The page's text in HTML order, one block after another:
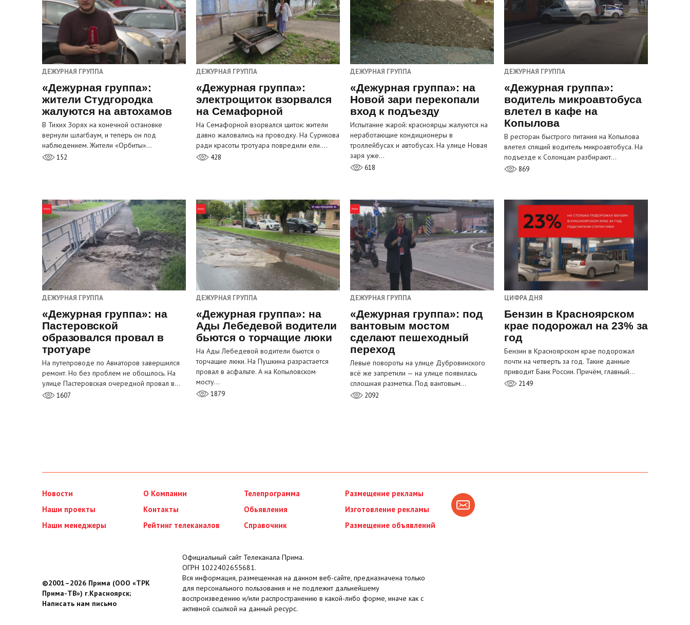
ДЕЖУРНАЯ ГРУППА
«Дежурная группа»:
жители Студгородка
жалуются на автохамов
В Тихих Зорях на конечной остановке
вернули шлагбаум, и теперь он под
наблюдением. Жители «Орбиты»…
152
ДЕЖУРНАЯ ГРУППА
«Дежурная группа»:
электрощиток взорвался
на Семафорной
На Семафорной взорвался щиток: жители
давно жаловались на проводку. На Сурикова
ради красоты тротуара повредили ели.…
428
ДЕЖУРНАЯ ГРУППА
«Дежурная группа»: на
Новой зари перекопали
вход к подъезду
Испытание жарой: красноярцы жалуются на
неработающие кондиционеры в
троллейбусах и автобусах. На улице Новая
заря уже…
618
ДЕЖУРНАЯ ГРУППА
«Дежурная группа»:
водитель микроавтобуса
влетел в кафе на
Копылова
В ресторан быстрого питания на Копылова
влетел спящий водитель микроавтобуса. На
подъезде к Солонцам разбирают…
869
ДЕЖУРНАЯ ГРУППА
«Дежурная группа»: на
Пастеровской
образовался провал в
тротуаре
На путепроводе по Авиаторов завершился
ремонт. Но без проблем не обошлось. На
улице Пастеровская очередной провал в…
1607
ДЕЖУРНАЯ ГРУППА
«Дежурная группа»: на
Ады Лебедевой водители
бьются о торчащие люки
На Ады Лебедевой водители бьются о
торчащие люки. На Пушкина разрастается
провал в асфальте. А на Копыловском
мосту…
1879
ДЕЖУРНАЯ ГРУППА
«Дежурная группа»: под
вантовым мостом
сделают пешеходный
переход
Левые повороты на улице Дубровинского
всё же запретили — на улице появилась
сплошная разметка. Под вантовым…
2092
ЦИФРА ДНЯ
Бензин в Красноярском
крае подорожал на 23% за
год
Бензин в Красноярском крае подорожал
почти на четверть за год. Такие данные
приводит Банк России. Причём, главный…
2149
Новости
Наши проекты
Наши менеджеры
О Компании
Контакты
Рейтинг телеканалов
Телепрограмма
Обьявления
Справочник
Размещение рекламы
Изготовление рекламы
Размещение объявлений
©2001–2026 Прима (ООО «ТРК
Прима-ТВ») г.Красноярск;
Написать нам письмо
Официальный сайт Телеканала Прима.
ОГРН 1022402655681.
Вся информация, размещенная на данном веб-сайте, предназначена только
для персонального пользования и не подлежит дальнейшему
воспроизведению и/или распространению в какой-либо форме, иначе как с
активной ссылкой на данный ресурс.